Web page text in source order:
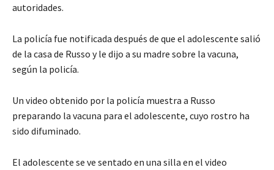
autoridades.
La policía fue notificada después de que el adolescente salió
de la casa de Russo y le dijo a su madre sobre la vacuna,
según la policía.
Un video obtenido por la policía muestra a Russo
preparando la vacuna para el adolescente, cuyo rostro ha
sido difuminado.
El adolescente se ve sentado en una silla en el video